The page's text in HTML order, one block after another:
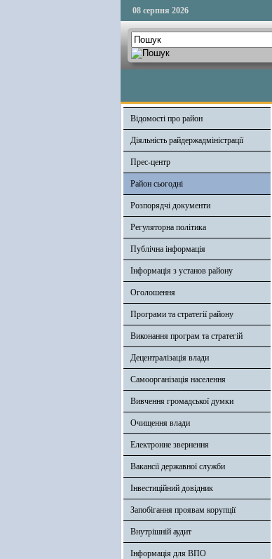
08 серпня 2026
Відомості про район
Діяльність райдержадміністрації
Прес-центр
Район сьогодні
Розпорядчі документи
Регуляторна політика
Публічна інформація
Інформація з установ району
Оголошення
Програми та стратегії району
Виконання програм та стратегій
Децентралізація влади
Самоорганізація населення
Вивчення громадської думки
Очищення влади
Електронне звернення
Вакансії державної служби
Інвестиційний довідник
Запобігання проявам корупції
Внутрішній аудит
Інформація для ВПО